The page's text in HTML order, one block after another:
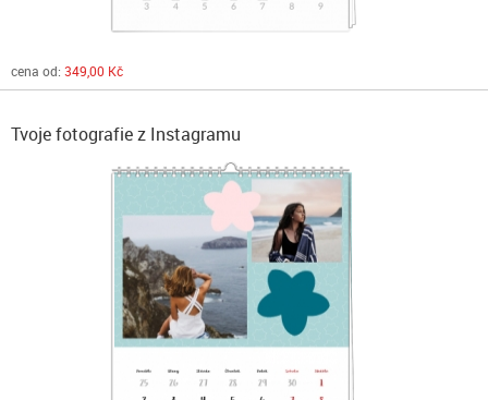
cena od: 349,00 Kč
Tvoje fotografie z Instagramu